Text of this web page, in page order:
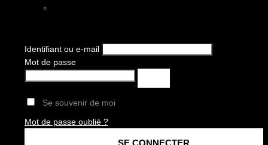
Identifiant ou e-mail
Mot de passe
Se souvenir de moi
Mot de passe oublié ?